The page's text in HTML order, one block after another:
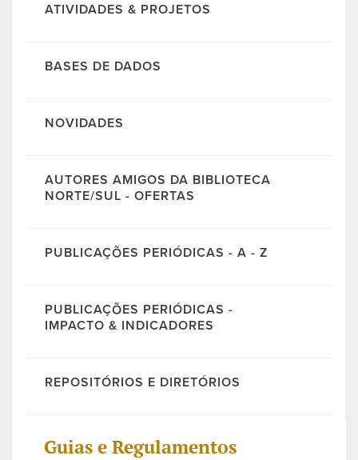
ATIVIDADES & PROJETOS
BASES DE DADOS
NOVIDADES
AUTORES AMIGOS DA BIBLIOTECA
NORTE/SUL - OFERTAS
PUBLICAÇÕES PERIÓDICAS - A - Z
PUBLICAÇÕES PERIÓDICAS -
IMPACTO & INDICADORES
REPOSITÓRIOS E DIRETÓRIOS
Guias e Regulamentos